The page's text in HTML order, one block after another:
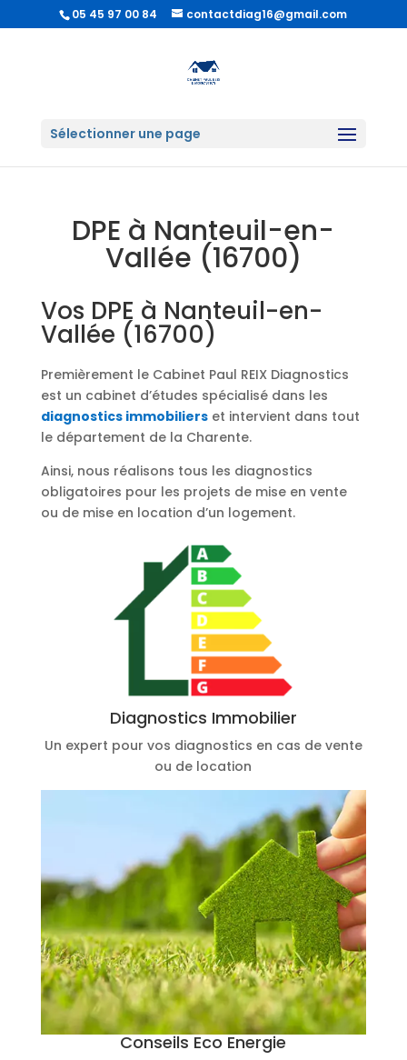
05 45 97 00 84 contactdiag16@gmail.com
Sélectionner une page
DPE à Nanteuil-en-
Vallée (16700)
Vos DPE à Nanteuil-en-
Vallée (16700)
Premièrement le Cabinet Paul REIX Diagnostics
est un cabinet d’études spécialisé dans les
diagnostics immobilierset intervient dans tout
le département de la Charente.
Ainsi, nous réalisons tous les diagnostics
obligatoires pour les projets de mise en vente
ou de mise en location d’un logement.
Diagnostics Immobilier
Un expert pour vos diagnostics en cas de vente
ou de location
Conseils Eco Energie